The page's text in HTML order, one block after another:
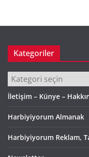
Kategoriler
Kategoriler
İletişim – Künye –
Harbiyiyorum Almanak
Harbiyiyorum Reklam,